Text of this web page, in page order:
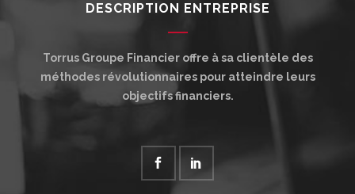
DESCRIPTION ENTREPRISE
Torrus Groupe Financier offre à sa clientèle des
méthodes révolutionnaires pour atteindre leurs
objectifs financiers.